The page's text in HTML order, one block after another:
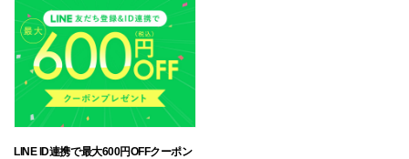
LINE ID連携で最大600円OFFクーポン